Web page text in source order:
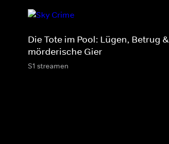
Die Tote im Pool: Lügen, Betrug &
mörderische Gier
S1 streamen